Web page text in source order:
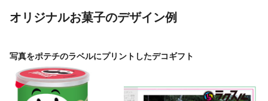
オリジナルお菓子のデザイン例
写真をポテチのラベルにプリントしたデコギフト